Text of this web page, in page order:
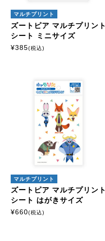
マルチプリント
ズートピア マルチプリント
シート ミニサイズ
¥385(税込)
マルチプリント
ズートピア マルチプリント
シート はがきサイズ
¥660(税込)